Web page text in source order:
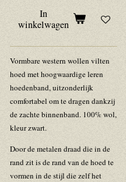
In
winkelwagen
Vormbare western wollen vilten
hoed met hoogwaardige leren
hoedenband, uitzonderlijk
comfortabel om te dragen dankzij
de zachte binnenband. 100% wol,
kleur zwart.
Door de metalen draad die in de
rand zit is de rand van de hoed te
vormen in de stijl die zelf het